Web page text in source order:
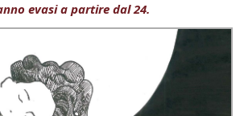
evasi a partire dal 24.